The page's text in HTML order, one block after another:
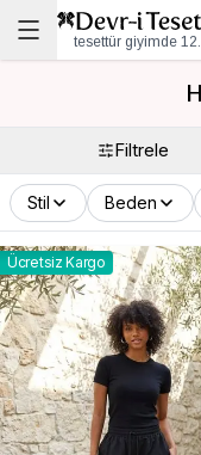
tesettür giyimde 12.
Filtrele
Stil Beden
Ücretsiz Kargo